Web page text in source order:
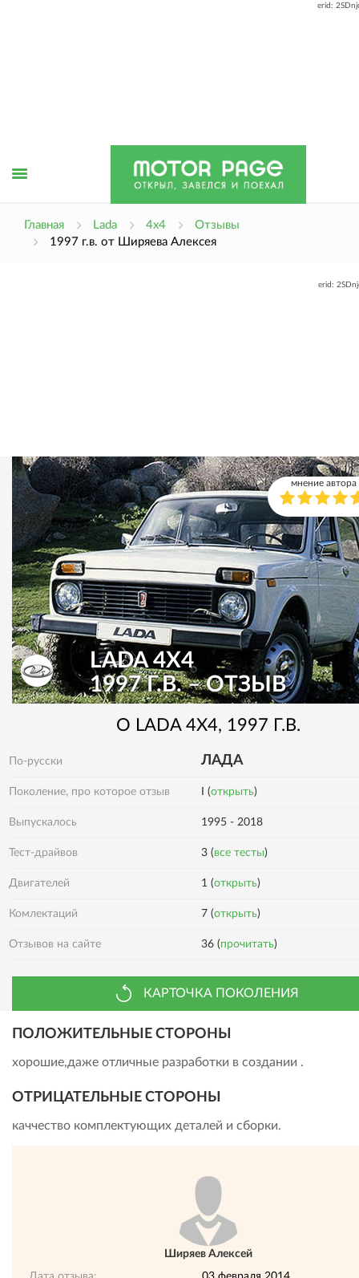
erid:
Главная Lada 4x4
Отзывы
1997 г.в. от Ширяева Алексея
erid:
LADA 4X4
1997 Г.В. – ОТЗЫВ
мнение автора
О LADA 4X4, 1997 Г.В.
По-русски ЛАДА
Поколение, про которое отзыв I (открыть)
Выпускалось 1995 - 2018
Тест-драйвов 3 (все тесты)
Двигателей 1 (открыть)
Комлектаций 7 (открыть)
Отзывов на сайте 36 (прочитать)
КАРТОЧКА ПОКОЛЕНИЯ
ПОЛОЖИТЕЛЬНЫЕ СТОРОНЫ
хорошие,даже отличные разработки в создании .
ОТРИЦАТЕЛЬНЫЕ СТОРОНЫ
каччество комплектующих деталей и сборки.
Ширяев Алексей